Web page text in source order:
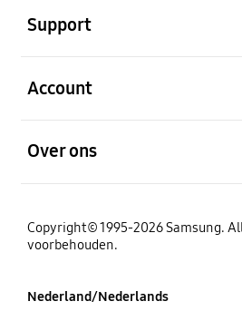
Support
Account
Over ons
Copyright© 1995-2026 Samsung.
voorbehouden.
Nederland/Nederlands